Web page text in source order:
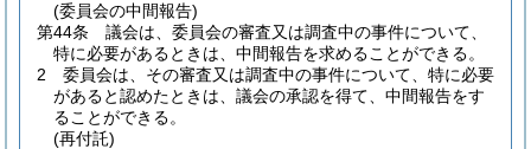
(委員会の中間報告)
第44条
議会は、委員会の審査又は調査中の事件について、
特に必要があるときは、中間報告を求めることができる。
2
委員会は、その審査又は調査中の事件について、特に必要
があると認めたときは、議会の承認を得て、中間報告をす
ることができる。
(再付託)